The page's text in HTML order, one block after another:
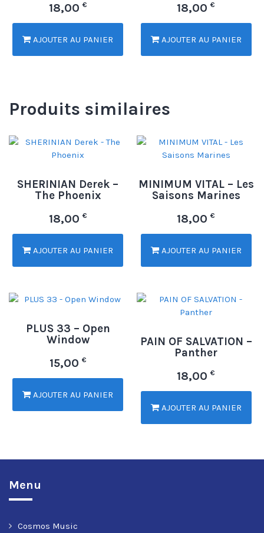
18,00 €
AJOUTER AU PANIER
18,00€
AJOUTER AU PANIER
Produits similaires
SHERINIAN Derek –
The Phoenix
18,00 €
AJOUTER AU PANIER
MINIMUM VITAL – Les
Saisons Marines
18,00€
AJOUTER AU PANIER
PLUS 33 – Open
Window
15,00 €
AJOUTER AU PANIER
PAIN OF SALVATION –
Panther
18,00€
AJOUTER AU PANIER
Menu
Cosmos Music